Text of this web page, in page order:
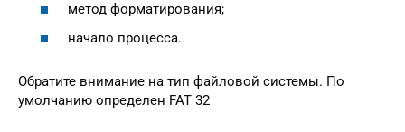
метод форматирования;
начало процесса.
Обратите внимание на тип файловой системы. По
умолчанию определен FAT 32